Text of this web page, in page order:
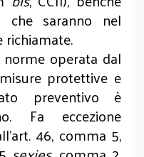
che saranno nel
operata dal
protettive e
preventivo è
Fa eccezione
46, comma 5,